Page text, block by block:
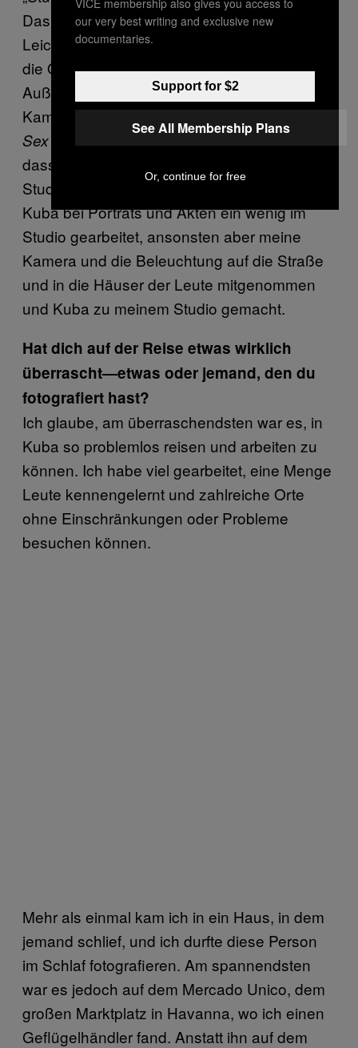
Das jeweilige Studio war das
Leichenschauhaus oder die U-Bahn, wo ich
die Obdachlosen fotografierte, oder
Außenschauplätze in Holland, wo ich meine
Kamera und die Beleuchtung fürA History of
Sex installiert habe. In Kuba wurde mir klar,
dass es nicht sinnvoll wäre, mich auf ein
Studio zu beschränken. Ich habe zwar in
Kuba bei Porträts und Akten ein wenig im
Studio gearbeitet, ansonsten aber meine
Kamera und die Beleuchtung auf die Straße
und in die Häuser der Leute mitgenommen
und Kuba zu meinem Studio gemacht.
Hat dich auf der Reise etwas wirklich
überrascht—etwas oder jemand, den du
fotografiert hast?
Ich glaube, am überraschendsten war es, in
Kuba so problemlos reisen und arbeiten zu
können. Ich habe viel gearbeitet, eine Menge
Leute kennengelernt und zahlreiche Orte
ohne Einschränkungen oder Probleme
besuchen können.
Mehr als einmal kam ich in ein Haus, in dem
jemand schlief, und ich durfte diese Person
im Schlaf fotografieren. Am spannendsten
war es jedoch auf dem Mercado Unico, dem
großen Marktplatz in Havanna, wo ich einen
Geflügelhändler fand. Anstatt ihn auf dem
our very best writing and exclusive new
documentaries.
Support for $2
See All Membership Plans
Or, continue for free